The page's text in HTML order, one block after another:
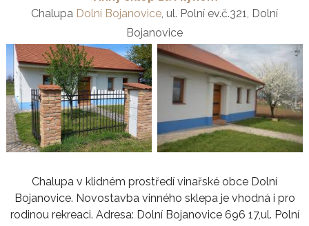
Chalupa Dolní Bojanovice, ul. Polní ev.č.321, Dolní
Bojanovice
Chalupa v klidném prostředí vinařské obce Dolní
Bojanovice. Novostavba vinného sklepa je vhodná i pro
rodinou rekreaci. Adresa: Dolní Bojanovice 696 17,ul. Polní